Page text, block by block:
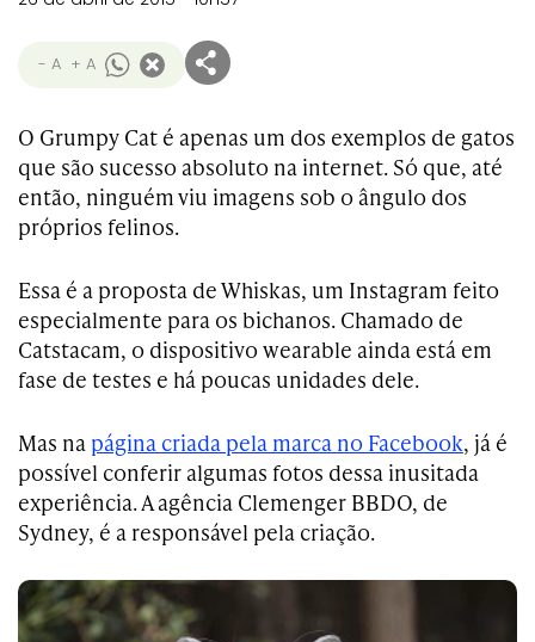
- A + A
O Grumpy Cat é apenas um dos exemplos de gatos
que são sucesso absoluto na internet. Só que, até
então, ninguém viu imagens sob o ângulo dos
próprios felinos.
Essa é a proposta de Whiskas, um Instagram feito
especialmente para os bichanos. Chamado de
Catstacam, o dispositivo wearable ainda está em
fase de testes e há poucas unidades dele.
Mas na página criada pela marca no Facebook, já é
possível conferir algumas fotos dessa inusitada
experiência. A agência Clemenger BBDO, de
Sydney, é a responsável pela criação.